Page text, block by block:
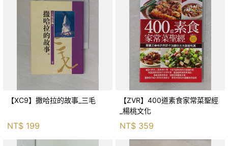
【XC9】撒哈拉的故事_三毛
NT$ 199
【ZVR】400道素食家常菜聖經
_楊桃文化
NT$ 359